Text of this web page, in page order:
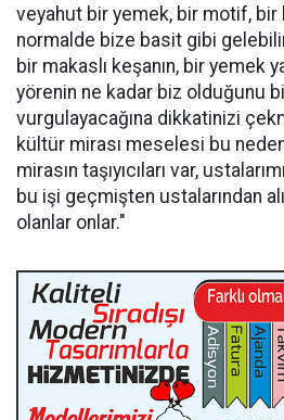
veyahut bir yemek, bir motif, bir
normalde bize basit gibi
bir makaslı keşanın, bir yemek
yörenin ne kadar biz olduğunu
vurgulayacağına dikkatinizi
kültür mirası meselesi bu
mirasın taşıyıcıları var,
bu işi geçmişten ustalarından
olanlar onlar."